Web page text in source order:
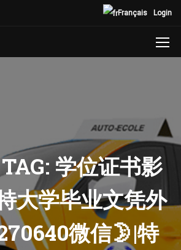
Login
Français
学位证书影
大学毕业文凭外
微信🌛|特